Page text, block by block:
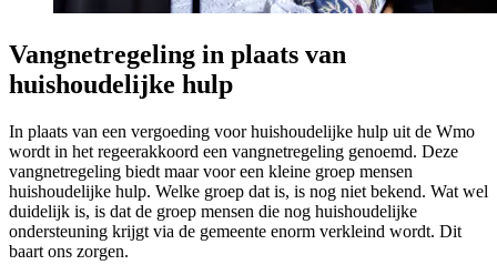
Vangnetregeling in plaats van
huishoudelijke hulp
In plaats van een vergoeding voor huishoudelijke hulp uit de Wmo
wordt in het regeerakkoord een vangnetregeling genoemd. Deze
vangnetregeling biedt maar voor een kleine groep mensen
huishoudelijke hulp. Welke groep dat is, is nog niet bekend. Wat wel
duidelijk is, is dat de groep mensen die nog huishoudelijke
ondersteuning krijgt via de gemeente enorm verkleind wordt. Dit
baart ons zorgen.